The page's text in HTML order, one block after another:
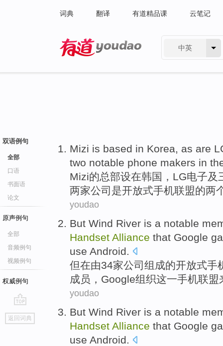
词典 翻译 有道精品课 云笔记
中英
双语例句
全部
口语
书面语
论文
原声例句
全部
音频例句
视频例句
权威例句
go
top
返回词典
Mizi is based in Korea, as are
two notable phone makers in
Mizi的总部设在韩国 ， LG电子及
两家公司是开放式手机联盟的两
youdao
But Wind River is a notable
Handset Alliance that Google
use Android.
但在由34家公司组成的开放式手
成员 ， Google组织这一手机联盟
youdao
But Wind River is a notable
Handset Alliance that Google
use Android